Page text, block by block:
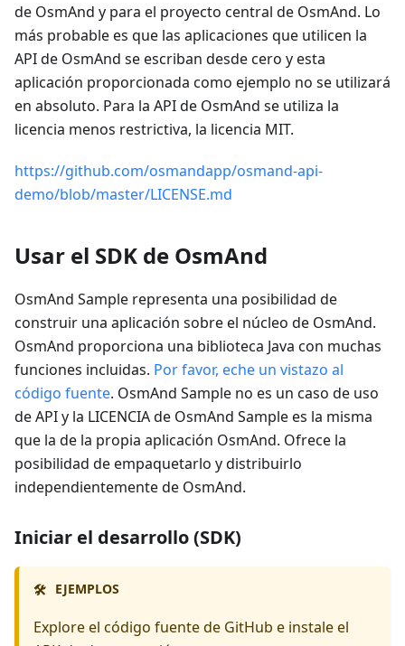
de OsmAnd y para el proyecto central de OsmAnd. Lo
más probable es que las aplicaciones que utilicen la
API de OsmAnd se escriban desde cero y esta
aplicación proporcionada como ejemplo no se utilizará
en absoluto. Para la API de OsmAnd se utiliza la
licencia menos restrictiva, la licencia MIT.
https://github.com/osmandapp/osmand-api-
demo/blob/master/LICENSE.md
Usar el SDK de OsmAnd
OsmAnd Sample representa una posibilidad de
construir una aplicación sobre el núcleo de OsmAnd.
OsmAnd proporciona una biblioteca Java con muchas
funciones incluidas. Por favor, eche un vistazo al
código fuente. OsmAnd Sample no es un caso de uso
de API y la LICENCIA de OsmAnd Sample es la misma
que la de la propia aplicación OsmAnd. Ofrece la
posibilidad de empaquetarlo y distribuirlo
independientemente de OsmAnd.
Iniciar el desarrollo (SDK)
🛠️ EJEMPLOS
Explore el código fuente de GitHub e instale el